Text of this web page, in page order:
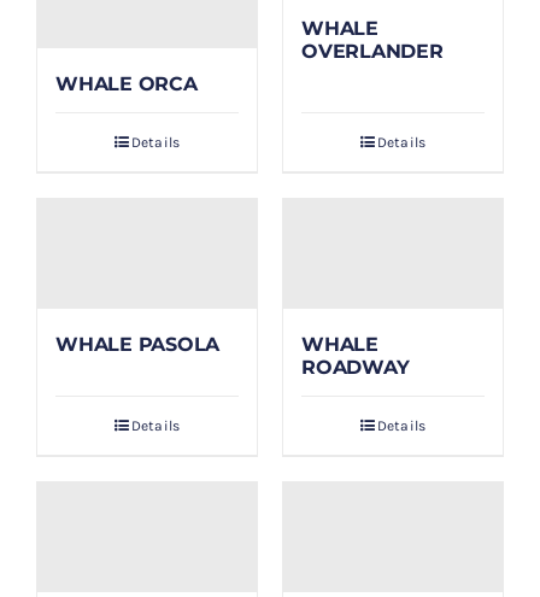
WHALE ORCA
Details
WHALE
OVERLANDER
Details
WHALE PASOLA
Details
WHALE
ROADWAY
Details